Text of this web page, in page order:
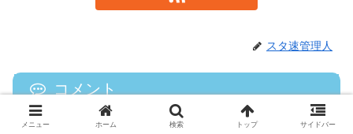
スタ速管理人
コメント
メニュー ホーム 検索 トップ サイドバー